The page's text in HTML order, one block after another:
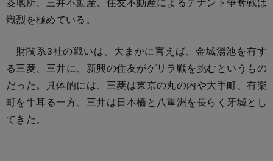
熾烈を極めている。
財閥系3社の戦いは、大まかに言えば、金城湯池を有す
る三菱、三井に、新興の住友がゲリラ戦を挑むというもの
だった。具体的には、三菱は東京の丸の内や大手町、有楽
町を牛耳る一方、三井は日本橋と八重洲を長らく牙城とし
てきた。